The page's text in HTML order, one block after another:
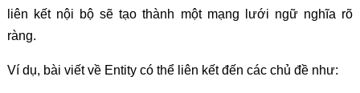
liên kết nội bộ sẽ tạo thành một mạng lưới ngữ nghĩa rõ
ràng.
Ví dụ, bài viết về Entity có thể liên kết đến các chủ đề như: